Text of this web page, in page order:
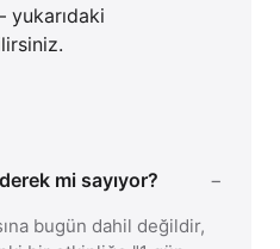
yukarıdaki
mi sayıyor?
bugün dahil değildir,